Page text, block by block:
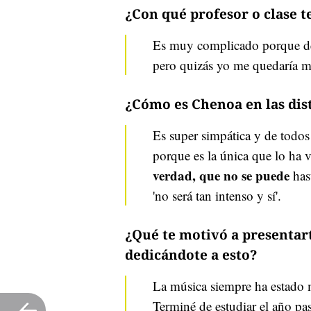
¿Con qué profesor o clase
Es muy complicado porque
pero quizás yo me quedaría
¿Cómo es Chenoa en las
Es super simpática y de
porque es la única que lo ha
verdad, que no se puede
'no será tan intenso y sí'.
¿Qué te motivó a
dedicándote a esto?
La música siempre ha
Terminé de estudiar el año